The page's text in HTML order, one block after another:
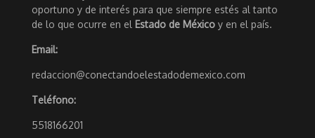
oportuno y de interés para que siempre estés al tanto
de lo que ocurre en el Estado de México y en el país.
Email:
redaccion@conectandoelestadodemexico.com
Teléfono:
5518166201